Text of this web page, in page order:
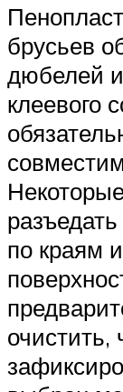
брусьев
дюбелей
клеевого
по краям
очистить,